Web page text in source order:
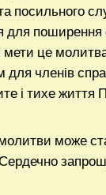
посильного
для
це
членів
і тихе життя
може